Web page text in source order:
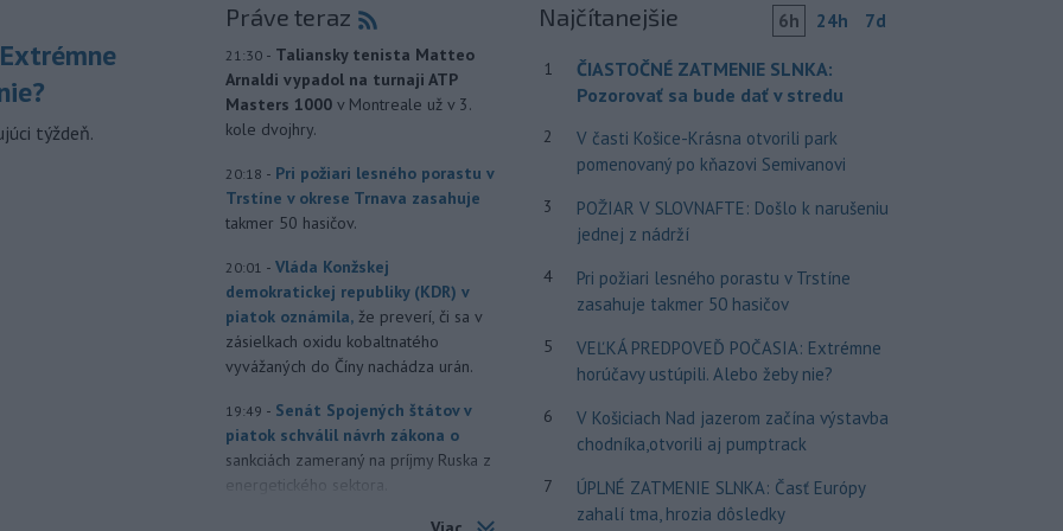
Extrémne
týždeň.
Práve teraz
21:30 - Taliansky tenista Matteo
Arnaldi vypadol na turnaji ATP
Masters 1000 v Montreale už v 3.
kole dvojhry.
20:18 - Pri požiari lesného porastu v
Trstíne v okrese Trnava zasahuje
takmer 50 hasičov.
20:01 - Vláda Konžskej
demokratickej republiky (KDR) v
piatok oznámila, že preverí, či sa v
zásielkach oxidu kobaltnatého
vyvážaných do Číny nachádza urán.
19:49 - Senát Spojených štátov v
piatok schválil návrh zákona o
sankciách zameraný na príjmy Ruska z
energetického sektora.
Najčítanejšie 6h 24h 7d
1
ČIASTOČNÉ ZATMENIE SLNKA:
Pozorovať sa bude dať v stredu
2
V časti Košice-Krásna otvorili park
pomenovaný po kňazovi Semivanovi
3
POŽIAR V SLOVNAFTE: Došlo k narušeniu
jednej z nádrží
4
Pri požiari lesného porastu v Trstíne
zasahuje takmer 50 hasičov
5
VEĽKÁ PREDPOVEĎ POČASIA: Extrémne
horúčavy ustúpili. Alebo žeby nie?
6
V Košiciach Nad jazerom začína výstavba
chodníka,otvorili aj pumptrack
7
ÚPLNÉ ZATMENIE SLNKA: Časť Európy
zahalí tma, hrozia dôsledky